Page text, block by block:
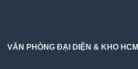
VĂN PHÒNG ĐẠI DIỆN & KHO HCM